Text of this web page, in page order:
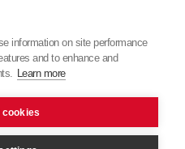
information on site performance
and to enhance and
Learn more
cookies